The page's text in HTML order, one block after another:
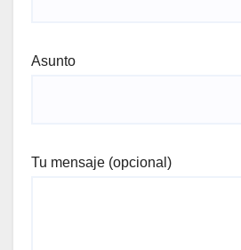
Asunto
Tu mensaje (opcional)